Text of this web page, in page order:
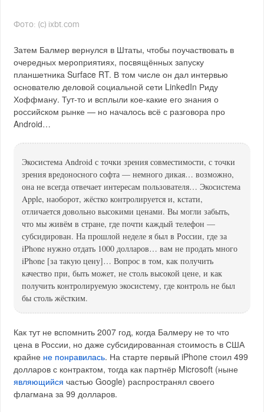
Фото: (с) ixbt.com
Затем Балмер вернулся в Штаты, чтобы поучаствовать в
очередных мероприятиях, посвящённых запуску
планшетника Surface RT. В том числе он дал интервью
основателю деловой социальной сети LinkedIn Риду
Хоффману. Тут-то и всплыли кое-какие его знания о
российском рынке — но началось всё с разговора про
Android…
Экосистема Android с точки зрения совместимости, с точки
зрения вредоносного софта — немного дикая… возможно,
она не всегда отвечает интересам пользователя… Экосистема
Apple, наоборот, жёстко контролируется и, кстати,
отличается довольно высокими ценами. Вы могли забыть,
что мы живём в стране, где почти каждый телефон —
субсидирован. На прошлой неделе я был в России, где за
iPhone нужно отдать 1000 долларов… вам не продать много
iPhone [за такую цену]… Вопрос в том, как получить
качество при, быть может, не столь высокой цене, и как
получить контролируемую экосистему, где контроль не был
бы столь жёстким.
Как тут не вспомнить 2007 год, когда Балмеру не то что
цена в России, но даже субсидированная стоимость в США
крайне не понравилась. На старте первый iPhone стоил 499
долларов с контрактом, тогда как партнёр Microsoft (ныне
являющийся частью Google) распространял своего
флагмана за 99 долларов.